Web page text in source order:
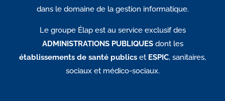
dans le domaine de la gestion informatique.
Le groupe Élap est au service exclusif des
ADMINISTRATIONS PUBLIQUESdont les
établissements de santé publics et ESPIC, sanitaires,
sociaux et médico-sociaux.